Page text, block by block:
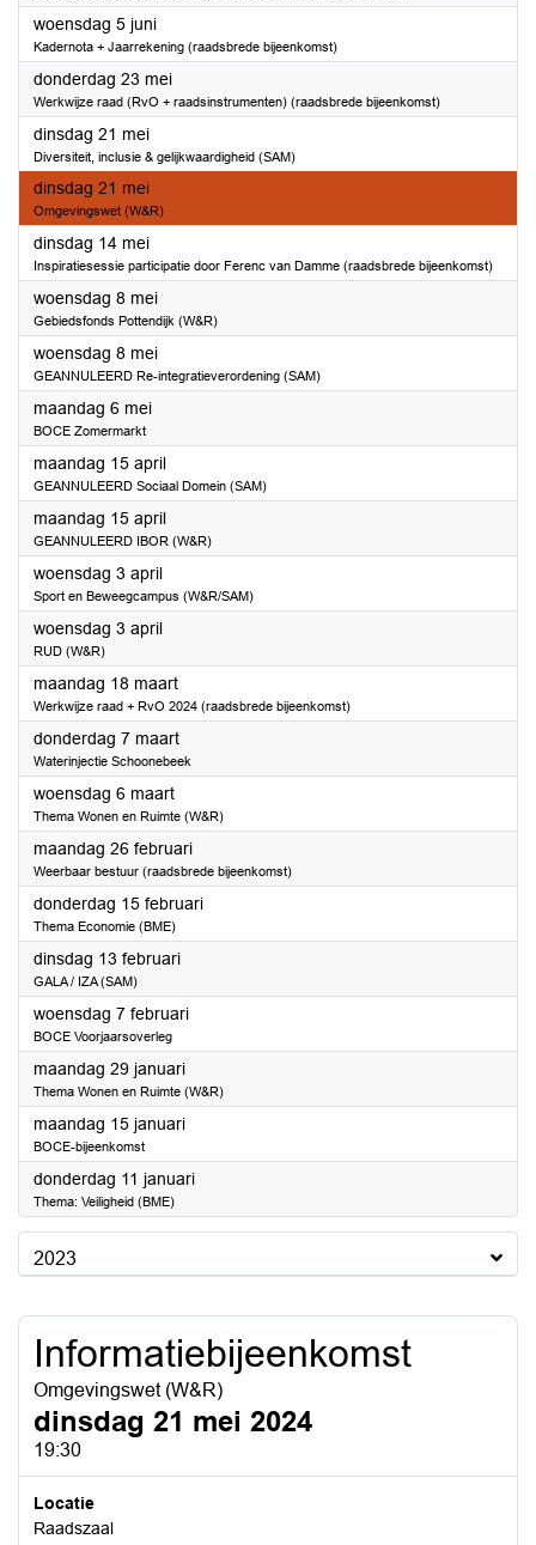
woensdag 5 juni2024
Kadernota + Jaarrekening (raadsbrede bijeenkomst)
donderdag 23 mei2024
Werkwijze raad (RvO + raadsinstrumenten) (raadsbrede bijeenkomst)
dinsdag 21 mei2024
Diversiteit, inclusie & gelijkwaardigheid (SAM)
dinsdag 21 mei2024
Omgevingswet (W&R)
dinsdag 14 mei2024
Inspiratiesessie participatie door Ferenc van Damme (raadsbrede bijeenkomst)
woensdag 8 mei2024
Gebiedsfonds Pottendijk (W&R)
woensdag 8 mei2024
GEANNULEERD Re-integratieverordening (SAM)
maandag 6 mei2024
BOCE Zomermarkt
maandag 15 april2024
GEANNULEERD Sociaal Domein (SAM)
maandag 15 april2024
GEANNULEERD IBOR (W&R)
woensdag 3 april2024
Sport en Beweegcampus (W&R/SAM)
woensdag 3 april2024
RUD (W&R)
maandag 18 maart2024
Werkwijze raad + RvO 2024 (raadsbrede bijeenkomst)
donderdag 7 maart2024
Waterinjectie Schoonebeek
woensdag 6 maart2024
Thema Wonen en Ruimte (W&R)
maandag 26 februari2024
Weerbaar bestuur (raadsbrede bijeenkomst)
donderdag 15 februari2024
Thema Economie (BME)
dinsdag 13 februari2024
GALA / IZA (SAM)
woensdag 7 februari2024
BOCE Voorjaarsoverleg
maandag 29 januari2024
Thema Wonen en Ruimte (W&R)
maandag 15 januari2024
BOCE-bijeenkomst
donderdag 11 januari2024
Thema: Veiligheid (BME)
2023
Informatiebijeenkomst
Omgevingswet (W&R)
dinsdag 21 mei 2024
19:30
Locatie
Raadszaal